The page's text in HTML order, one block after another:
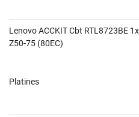
Lenovo ACCKIT Cbt RTL8723BE
Z50-75 (80EC)
Platines